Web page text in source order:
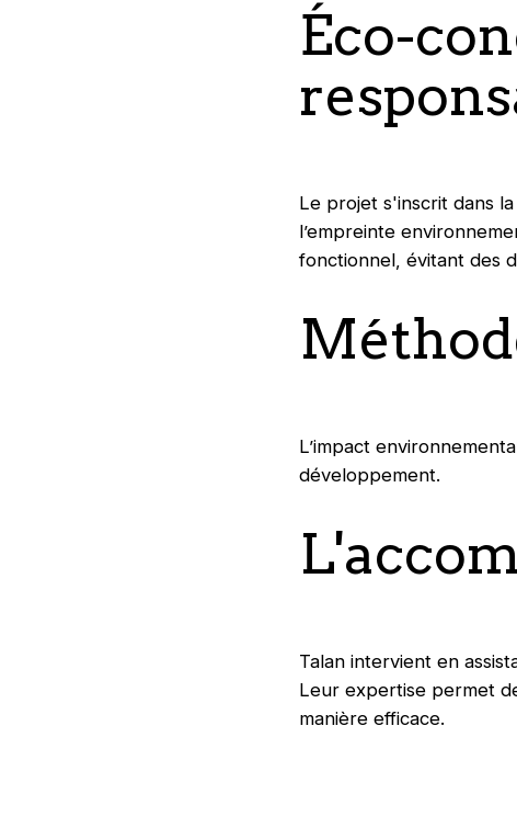
Éco-
Le projet s'inscrit dans
l’empreinte
fonctionnel, évitant des
L’impact
développement.
Talan intervient en
Leur expertise permet
manière efficace.